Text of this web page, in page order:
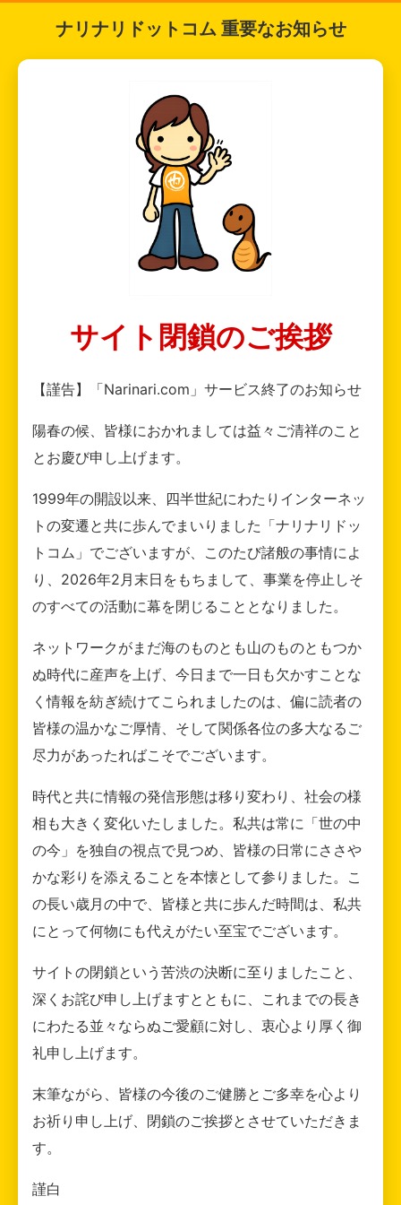
ナリナリドットコム 重要なお知らせ
サイト閉鎖のご挨拶
【謹告】「Narinari.com」サービス終了のお知らせ
陽春の候、皆様におかれましては益々ご清祥のこと
とお慶び申し上げます。
1999年の開設以来、四半世紀にわたりインターネッ
トの変遷と共に歩んでまいりました「ナリナリドッ
トコム」でございますが、このたび諸般の事情によ
り、2026年2月末日をもちまして、事業を停止しそ
のすべての活動に幕を閉じることとなりました。
ネットワークがまだ海のものとも山のものともつか
ぬ時代に産声を上げ、今日まで一日も欠かすことな
く情報を紡ぎ続けてこられましたのは、偏に読者の
皆様の温かなご厚情、そして関係各位の多大なるご
尽力があったればこそでございます。
時代と共に情報の発信形態は移り変わり、社会の様
相も大きく変化いたしました。私共は常に「世の中
の今」を独自の視点で見つめ、皆様の日常にささや
かな彩りを添えることを本懐として参りました。こ
の長い歳月の中で、皆様と共に歩んだ時間は、私共
にとって何物にも代えがたい至宝でございます。
サイトの閉鎖という苦渋の決断に至りましたこと、
深くお詫び申し上げますとともに、これまでの長き
にわたる並々ならぬご愛顧に対し、衷心より厚く御
礼申し上げます。
末筆ながら、皆様の今後のご健勝とご多幸を心より
お祈り申し上げ、閉鎖のご挨拶とさせていただきま
す。
謹白